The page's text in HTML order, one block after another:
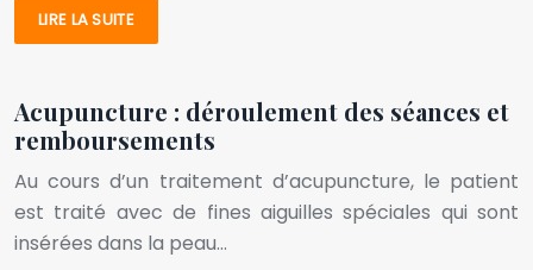
LIRE LA SUITE
Acupuncture : déroulement des séances et
remboursements
Au cours d’un traitement d’acupuncture, le patient
est traité avec de fines aiguilles spéciales qui sont
insérées dans la peau…